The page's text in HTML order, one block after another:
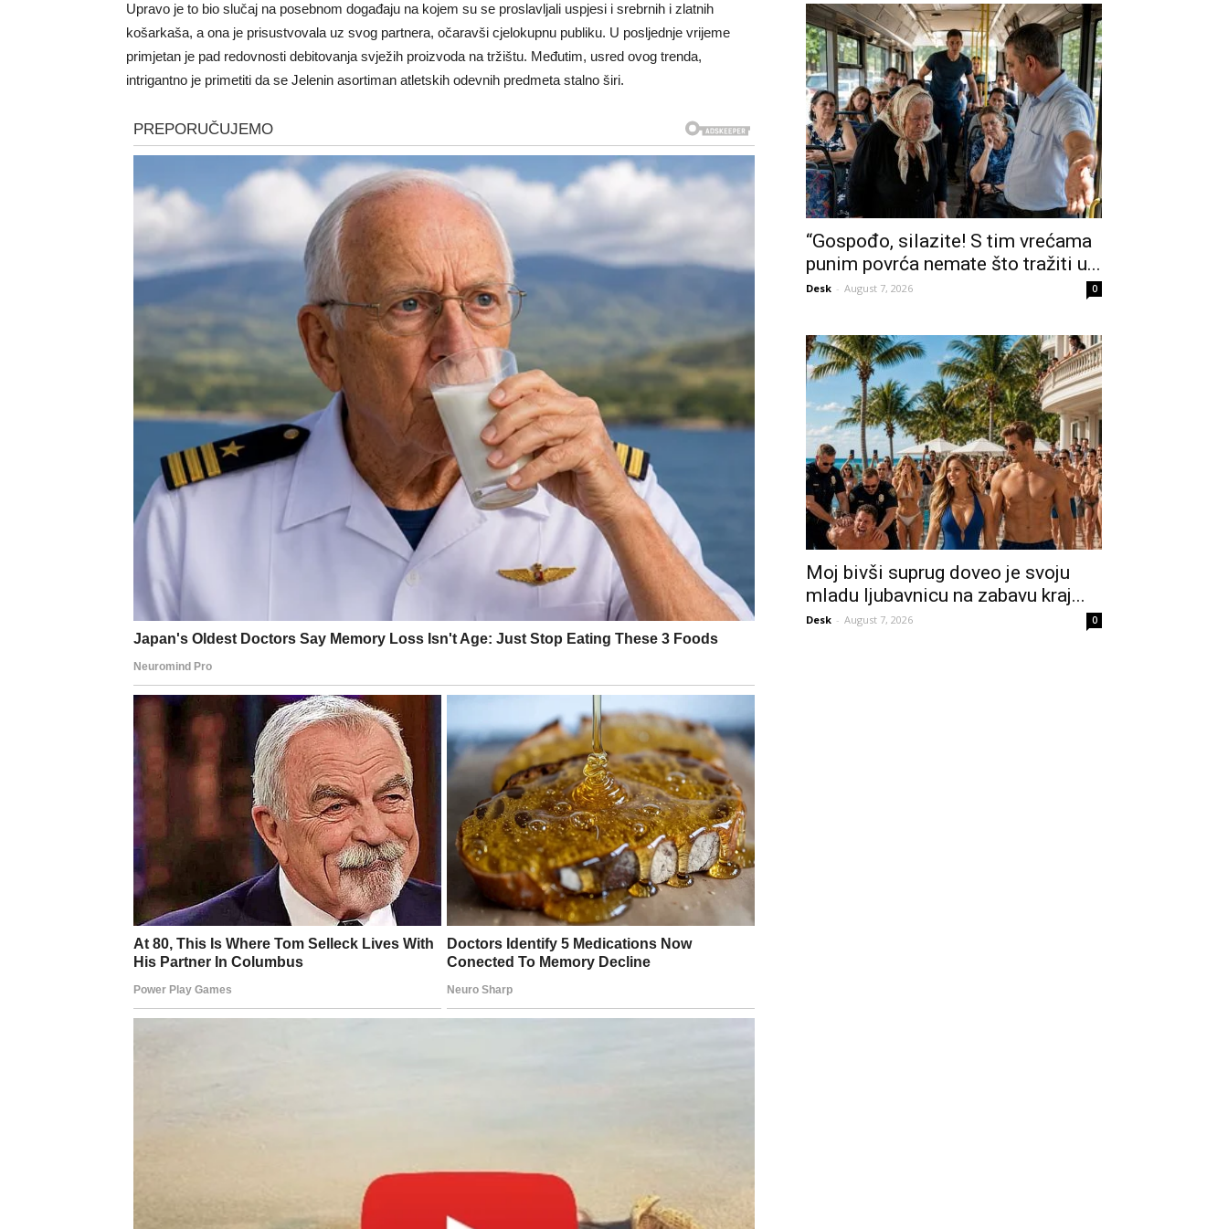
Upravo je to bio slučaj na posebnom događaju na kojem su se proslavljali uspjesi i srebrnih i zlatnih
košarkaša, a ona je prisustvovala uz svog partnera, očaravši cjelokupnu publiku. U posljednje vrijeme
primjetan je pad redovnosti debitovanja svježih proizvoda na tržištu. Međutim, usred ovog trenda,
intrigantno je primetiti da se Jelenin asortiman atletskih odevnih predmeta stalno širi.
“Gospođo, silazite! S tim vrećama
punim povrća nemate što tražiti u...
Desk - August 7, 2026 0
Moj bivši suprug doveo je svoju
mladu ljubavnicu na zabavu kraj...
Desk - August 7, 2026 0